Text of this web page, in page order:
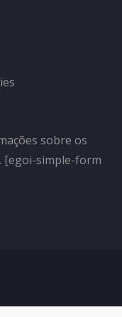
sobre os
[egoi-simple-form